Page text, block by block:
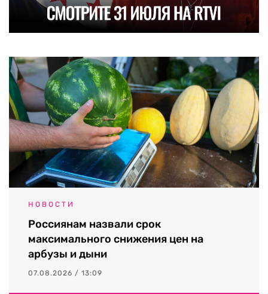
НОВОСТИ
Россиянам назвали срок
максимального снижения цен на
арбузы и дыни
07.08.2026 / 13:09